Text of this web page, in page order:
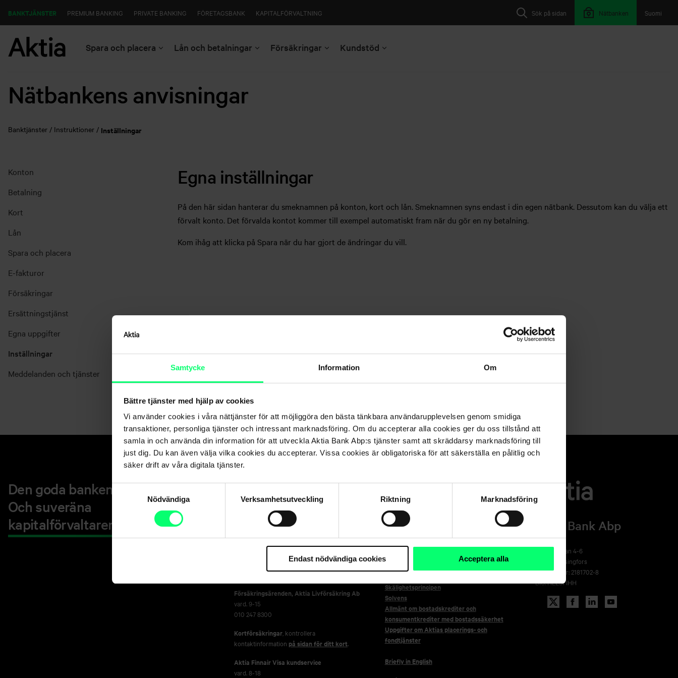
Samtycke Information Om
Bättre tjänster med hjälp av cookies
Vi använder cookies i våra nättjänster för att möjliggöra den bästa tänkbara användarupplevelsen genom smidiga
transaktioner, personliga tjänster och intressant marknadsföring. Om du accepterar alla cookies ger du oss tillstånd att
samla in och använda din information för att utveckla Aktia Bank Abp:s tjänster samt att skräddarsy marknadsföring till
just dig. Du kan även välja vilka cookies du accepterar. Vissa cookies är obligatoriska för att säkerställa en pålitlig och
säker drift av våra digitala tjänster.
Samtyckesval
Nödvändiga
Verksamhetsutveckling Riktning Marknadsföring
Endast nödvändiga cookies Acceptera alla
Suomi
Sök på sidan Nätbanken
BANKTJÄNSTER PREMIUM BANKING PRIVATE BANKING FÖRETAGSBANK KAPITALFÖRVALTNING
Spara och placera Lån och betalningar Försäkringar Kundstöd
Nätbankens anvisningar
Banktjänster Instruktioner Inställningar
Konton
Betalning
Kort
Lån
Spara och placera
E-fakturor
Försäkringar
Ersättningstjänst
Egna uppgifter
Inställningar
Meddelanden och tjänster
Egna inställningar
På den här sidan hanterar du smeknamnen på konton, kort och lån. Smeknamnen syns endast i din egen nätbank. Dessutom kan du välja ett
förvalt konto. Det förvalda kontot kommer till exempel automatiskt fram när du gör en ny betalning.
Kom ihåg att klicka på Spara när du har gjort de ändringar du vill.
Den goda banken.
Och suveräna
kapitalförvaltaren.
Kundservice
Privatkunder
010 247 6700
Försäkringsärenden,Aktia Livförsäkring Ab
vard. 9-15
010 247 8300
Kortförsäkringar, kontrollera
kontaktinformation på sidan för ditt kort.
Aktia Finnair Visa kundservice
vard. 8-18
Genvägar
Frågor och svar
Jobba på Aktia
Aktia Fastighetsförmedling
För media
Skälighetsprincipen
Solvens
Allmänt om bostadskrediter och
konsumentkrediter med bostadssäkerhet
Uppgifter om Aktias placerings- och
fondtjänster
Briefly in English
Aktia Bank Abp
Arkadiagatan 4-6
00100 Helsingfors
FO-nummer: 2181702-8
BIC: HELSFIHH